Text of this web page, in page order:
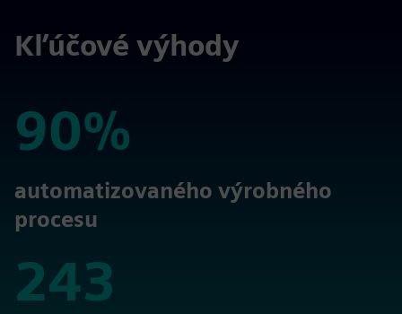
Kľúčové výhody
90%
90%
automatizovaného výrobného
procesu
243